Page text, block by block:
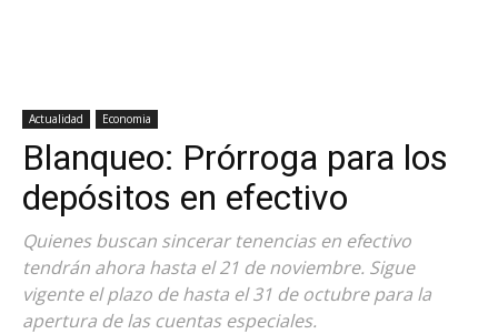
Actualidad Economia
Blanqueo: Prórroga para los
depósitos en efectivo
Quienes buscan sincerar tenencias en efectivo
tendrán ahora hasta el 21 de noviembre. Sigue
vigente el plazo de hasta el 31 de octubre para la
apertura de las cuentas especiales.